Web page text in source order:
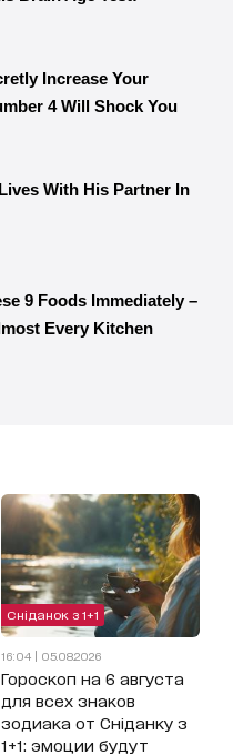
Сніданок з 1+1
16:04 | 05.08.2026
Гороскоп на 6 августа
для всех знаков
зодиака от Сніданку з
1+1: эмоции будут